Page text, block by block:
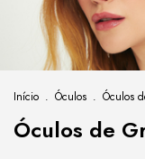
Início . Óculos . Óculos
Óculos de